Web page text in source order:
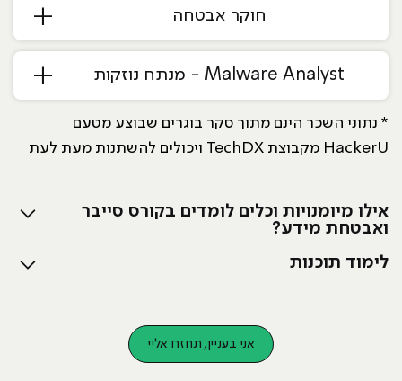
חוקר אבטחה
Malware Analyst - מנתח נוזקות
* נתוני השכר הינם מתוך סקר בוגרים שבוצע מטעם
HackerU מקבוצת TechDX ויכולים להשתנות מעת לעת
אילו מיומנויות וכלים לומדים בקורס סייבר
ואבטחת מידע?
לימוד תוכנות
אני בעניין, תחזרו אליי